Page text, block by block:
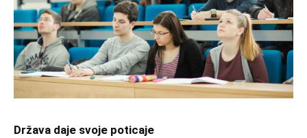
Država daje svoje poticaje